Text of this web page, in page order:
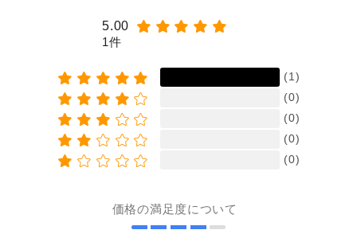
5.00
1件
(1)
(0)
(0)
(0)
(0)
価格の満足度について